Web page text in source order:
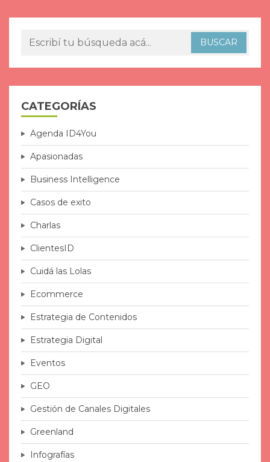
CATEGORÍAS
Agenda ID4You
Apasionadas
Business Intelligence
Casos de exito
Charlas
ClientesID
Cuidá las Lolas
Ecommerce
Estrategia de Contenidos
Estrategia Digital
Eventos
GEO
Gestión de Canales Digitales
Greenland
Infografías